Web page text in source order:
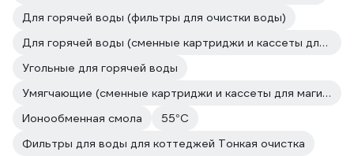
Для горячей воды (фильтры для очистки воды)
Для горячей воды (сменные картриджи и кассеты для магистральных фильтров и проточных систем)
Угольные для горячей воды
Умягчающие (сменные картриджи и кассеты для магистральных фильтров и проточных систем)
Ионообменная смола
55°С
Фильтры для воды для коттеджей Тонкая очистка